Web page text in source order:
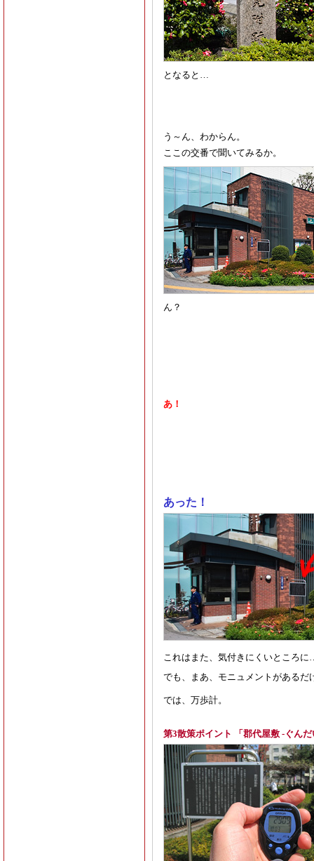
となると…
う～ん、わからん。
ここの交番で聞いてみるか。
ん？
あ！
あった！
これはまた、気付きにくいところ
でも、まあ、モニュメントがあるだ
では、万歩計。
第3散策ポイント 「郡代屋敷 -ぐん